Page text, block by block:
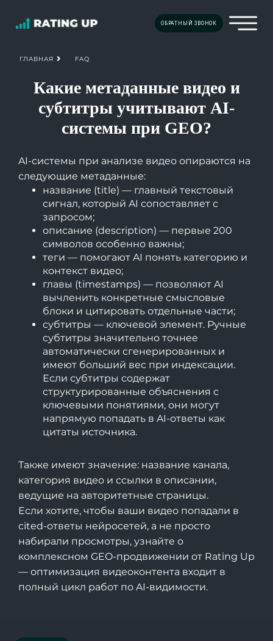
ОБРАТНЫЙ ЗВОНОК
ГЛАВНАЯ FAQ
Какие метаданные видео и
субтитры учитывают AI-
системы при GEO?
AI-системы при анализе видео опираются на
следующие метаданные:
название (title) — главный текстовый
сигнал, который AI сопоставляет с
запросом;
описание (description) — первые 200
символов особенно важны;
теги — помогают AI понять категорию и
контекст видео;
главы (timestamps) — позволяют AI
вычленить конкретные смысловые
блоки и цитировать отдельные части;
субтитры — ключевой элемент. Ручные
субтитры значительно точнее
автоматически сгенерированных и
имеют больший вес при индексации.
Если субтитры содержат
структурированные объяснения с
ключевыми понятиями, они могут
напрямую попадать в AI-ответы как
цитаты источника.
Также имеют значение: название канала,
категория видео и ссылки в описании,
ведущие на авторитетные страницы.
Если хотите, чтобы ваши видео попадали в
cited-ответы нейросетей, а не просто
набирали просмотры, узнайте о
комплексном GEO-продвижении от Rating Up
— оптимизация видеоконтента входит в
полный цикл работ по AI-видимости.